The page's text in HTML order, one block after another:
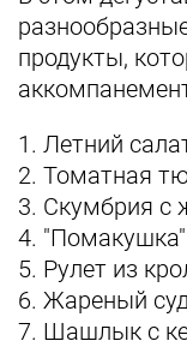
продукты,
1. Летний
2. Томатная
3. Скумбрия с
4.
5. Рулет из
6. Жареный
7. Шашлык с